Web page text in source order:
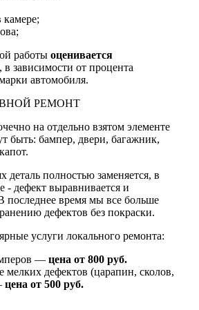
камере;
работы оценивается
, в зависимости от процента
автомобиля.
РЕМОНТ
на отдельно взятом элементе
быть: бампер, двери, багажник,
деталь полностью заменяется, в
- дефект выравнивается и
последнее время мы все больше
дефектов без покраски.
услуги локального ремонта:
— цена от 800 руб.
мелких дефектов (царапин, сколов,
цена от 500 руб.